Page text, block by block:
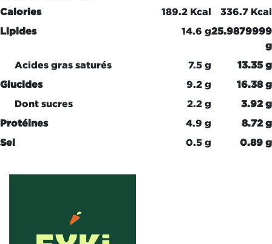
Calories 189.2 Kcal
336.7 Kcal
Lipides
14.6 g
g
Acides gras saturés
7.5 g
13.35 g
Glucides
9.2 g
16.38 g
Dont sucres
2.2 g
3.92 g
Protéines
4.9 g
8.72 g
Sel
0.5 g 0.89 g